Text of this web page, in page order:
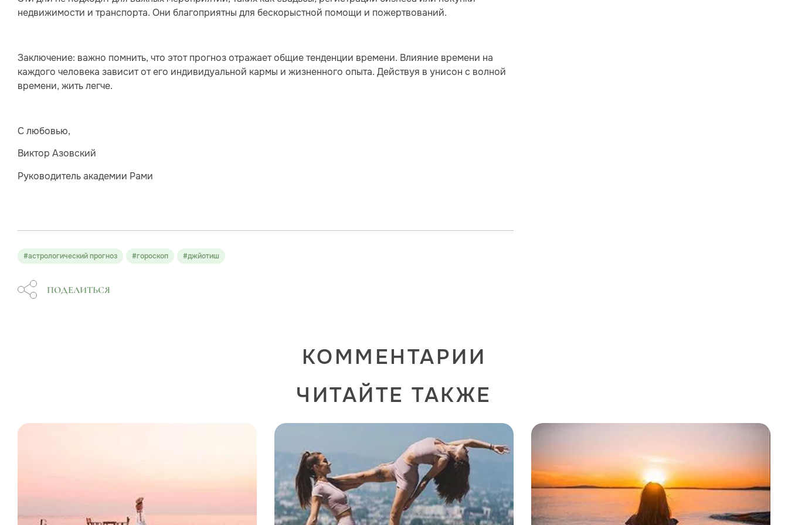
недвижимости и транспорта. Они благоприятны для бескорыстной помощи и пожертвований.
Заключение: важно помнить, что этот прогноз отражает общие тенденции времени. Влияние времени на
каждого человека зависит от его индивидуальной кармы и жизненного опыта. Действуя в унисон с волной
времени, жить легче.
С любовью,
Виктор Азовский
Руководитель академии Рами
#астрологический прогноз #гороскоп #джйотиш
ПОДЕЛИТЬСЯ
КОММЕНТАРИИ
ЧИТАЙТЕ ТАКЖЕ